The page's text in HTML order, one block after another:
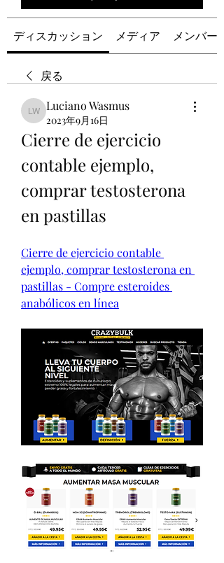
ディスカッション メディア メンバー
戻る
Luciano Wasmus
Luciano Wasmus
2023年9月16日
Cierre de ejercicio
contable ejemplo,
comprar testosterona
en pastillas
Cierre de ejercicio contable
ejemplo, comprar testosterona en
pastillas - Compre esteroides
anabólicos en línea